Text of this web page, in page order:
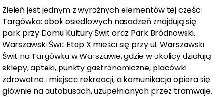
czteropokojowe. W zależności od układu mieszkania
dostępne sąwarianty jednostronne oraz
dwustronne,co pozwala dopasować przestrzeń do
indywidualnych potrzeb.
Przestrzeń do życia i wypoczynku
Wybrane mieszkania posiadają balkony, loggie, tarasy
lub prywatne ogródki,które stanowią dodatkowe
Zieleń jest jednym z wyraźnych elementów tej części
Targówka: obok osiedlowych nasadzeń znajdują się
park przy Domu Kultury Świt oraz Park Bródnowski.
Warszawski Świt Etap X mieści się przy ul. Warszawski
Świt na Targówku w Warszawie, gdzie w okolicy działają
sklepy, apteki, punkty gastronomiczne, placówki
zdrowotne i miejsca rekreacji, a komunikacja opiera się
głównie na autobusach, uzupełnianych przez tramwaje.